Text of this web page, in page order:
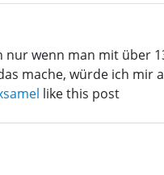
nur wenn man mit über
mache, würde ich mir
like this post